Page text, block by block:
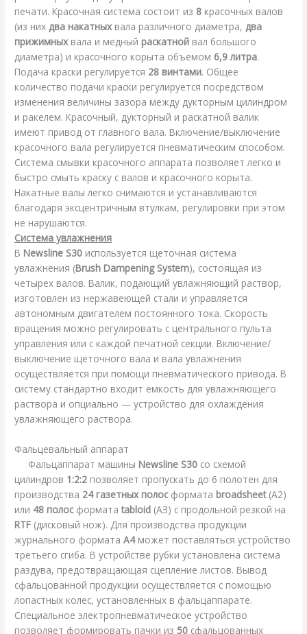
печати. Красочная система состоит из 8 красочных валов
(из них два накатныхвала различного диаметра, два
прижимныхвала и медный раскатной вал большого
диаметра) и красочного корыта объемом 6,9 литра.
Подача краски регулируется 28 винтами. Общее
количество подачи краски регулируется посредством
изменения величины зазора между дукторным цилиндром
и ракелем. Красочный, дукторный и раскатной валик
имеют привод от главного вала. Включение/выключение
красочного вала регулируется пневматическим способом.
Система смывки красочного аппарата позволяет легко и
быстро смыть краску с валов и красочного корыта.
Накатные валы легко снимаются и устанавливаются
благодаря эксцентричным втулкам, регулировки при этом
не нарушаются.
Система увлажнения
В Newsline S30 используется щеточная система
увлажнения (Brush Dampening System), состоящая из
четырех валов. Валик, подающий увлажняющий раствор,
изготовлен из нержавеющей стали и управляется
автономным двигателем постоянного тока. Скорость
вращения можно регулировать с центрального пульта
управления или с каждой печатной секции. Включение/
выключение щеточного вала и вала увлажнения
осуществляется при помощи пневматического привода. В
систему стандартно входит емкость для увлажняющего
раствора и опциально — устройство для охлаждения
увлажняющего раствора.
Фальцевальный аппарат
Фальцаппарат машины Newsline S30 со схемой
цилиндров 1:2:2 позволяет пропускать до 6 полотен для
производства 24 газетных полосформата broadsheet(А2)
или 48 полосформатаtabloid (АЗ) с продольной резкой на
RTF (дисковый нож). Для производства продукции
журнального форматаA4может поставляться устройство
третьего сгиба. В устройстве рубки установлена система
раздува, предотвращающая сцепление листов. Вывод
сфальцованной продукции осуществляется с помощью
лопастных колес, установленных в фальцаппарате.
Специальное электропневматическое устройство
позволяет формировать пачки из 50 сфальцованных